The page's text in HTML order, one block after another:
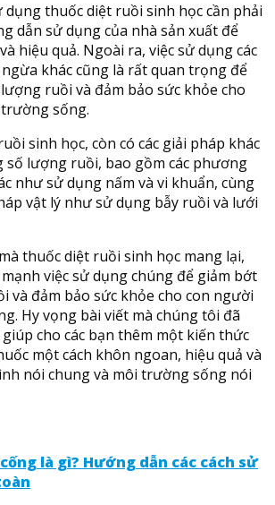
dụng thuốc diệt ruồi sinh học cần phải
dẫn sử dụng của nhà sản xuất để
hiệu quả. Ngoài ra, việc sử dụng các
khác cũng là rất quan trọng để
ruồi và đảm bảo sức khỏe cho
sống.
sinh học, còn có các giải pháp khác
số lượng ruồi, bao gồm các phương
như sử dụng nấm và vi khuẩn, cùng
vật lý như sử dụng bẫy ruồi và lưới
thuốc diệt ruồi sinh học mang lại,
việc sử dụng chúng để giảm bớt
và đảm bảo sức khỏe cho con người
Hy vọng bài viết mà chúng tôi đã
cho các bạn thêm một kiến thức
một cách khôn ngoan, hiệu quả và
nói chung và môi trường sống nói
là gì? Hướng dẫn các cách sử